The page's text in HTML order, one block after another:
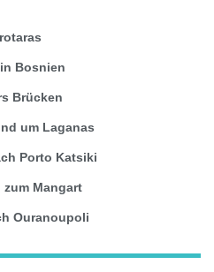
Bosnien
Brücken
um Laganas
Porto Katsiki
Mangart
Ouranoupoli